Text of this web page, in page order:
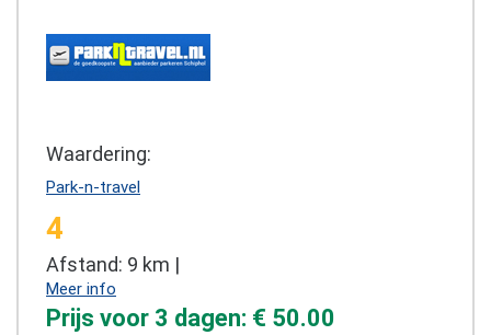
Waardering:
Park-n-travel
4
Afstand: 9 km |
Meer info
Prijs voor 3 dagen: € 50.00